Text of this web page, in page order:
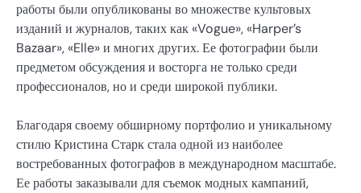
работы были опубликованы во множестве культовых
изданий и журналов, таких как «Vogue», «Harper’s
Bazaar», «Elle» и многих других. Ее фотографии были
предметом обсуждения и восторга не только среди
профессионалов, но и среди широкой публики.
Благодаря своему обширному портфолио и уникальному
стилю Кристина Старк стала одной из наиболее
востребованных фотографов в международном масштабе.
Ее работы заказывали для съемок модных кампаний,